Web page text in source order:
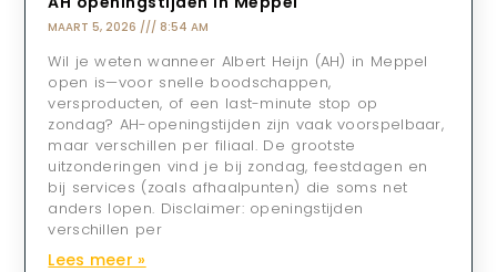
MAART 5, 2026 8:54 AM
Wil je weten wanneer Albert Heijn (AH) in Meppel
open is—voor snelle boodschappen,
versproducten, of een last-minute stop op
zondag? AH-openingstijden zijn vaak voorspelbaar,
maar verschillen per filiaal. De grootste
uitzonderingen vind je bij zondag, feestdagen en
bij services (zoals afhaalpunten) die soms net
anders lopen. Disclaimer: openingstijden
verschillen per
Lees meer »